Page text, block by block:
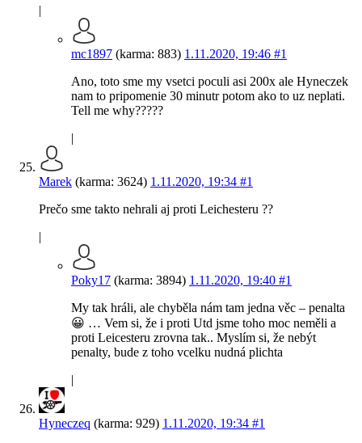
|
mc1897 (karma: 883) 1.11.2020, 19:46 #1
Ano, toto sme my vsetci poculi asi 200x ale Hyneczek
nam to pripomenie 30 minutr potom ako to uz neplati.
Tell me why?????
|
Marek (karma: 3624) 1.11.2020, 19:34 #1
Prečo sme takto nehrali aj proti Leichesteru ??
|
Poky17 (karma: 3894) 1.11.2020, 19:40 #1
My tak hráli, ale chyběla nám tam jedna věc – penalta
😀 … Vem si, že i proti Utd jsme toho moc neměli a
proti Leicesteru zrovna tak.. Myslím si, že nebýt
penalty, bude z toho vcelku nudná plichta
|
Hyneczeq (karma: 929) 1.11.2020, 19:34 #1